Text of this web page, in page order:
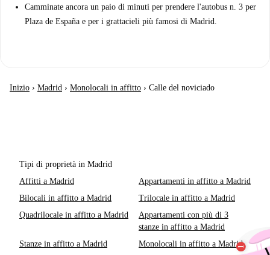
Camminate ancora un paio di minuti per prendere l'autobus n. 3 per
Plaza de España e per i grattacieli più famosi di Madrid.
Inizio › Madrid › Monolocali in affitto › Calle del noviciado
Tipi di proprietà in Madrid
Affitti a Madrid
Appartamenti in affitto a Madrid
Bilocali in affitto a Madrid
Trilocale in affitto a Madrid
Quadrilocale in affitto a Madrid
Appartamenti con più di 3
stanze in affitto a Madrid
Stanze in affitto a Madrid
Monolocali in affitto a Madrid